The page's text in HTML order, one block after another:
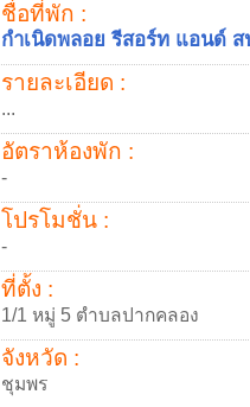
ชื่อที่พัก :
กำเนิดพลอย รีสอร์ท แอนด์ ส
รายละเอียด :
...
อัตราห้องพัก :
-
โปรโมชั่น :
-
ที่ตั้ง :
1/1 หมู่ 5 ตำบลปากคลอง
จังหวัด :
ชุมพร